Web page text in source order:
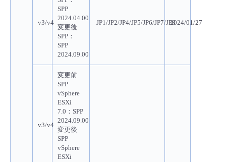
v3/v4
SPP
2024.04.00
変更後
SPP：
SPP
2024.09.00
JP1/JP2/JP4/JP5/JP6/JP7/JP82024/01/27
v3/v4
変更前
SPP
vSphere
ESXi
7.0：SPP
2024.09.00
変更後
SPP
vSphere
ESXi